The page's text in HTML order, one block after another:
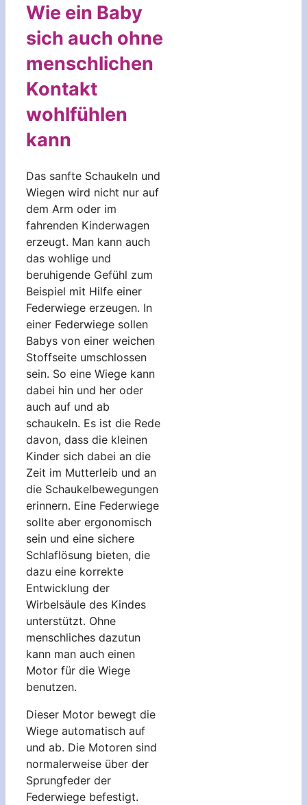
Wie ein Baby
sich auch ohne
menschlichen
Kontakt
wohlfühlen
kann
Das sanfte Schaukeln und
Wiegen wird nicht nur auf
dem Arm oder im
fahrenden Kinderwagen
erzeugt. Man kann auch
das wohlige und
beruhigende Gefühl zum
Beispiel mit Hilfe einer
Federwiege erzeugen. In
einer Federwiege sollen
Babys von einer weichen
Stoffseite umschlossen
sein. So eine Wiege kann
dabei hin und her oder
auch auf und ab
schaukeln. Es ist die Rede
davon, dass die kleinen
Kinder sich dabei an die
Zeit im Mutterleib und an
die Schaukelbewegungen
erinnern. Eine Federwiege
sollte aber ergonomisch
sein und eine sichere
Schlaflösung bieten, die
dazu eine korrekte
Entwicklung der
Wirbelsäule des Kindes
unterstützt. Ohne
menschliches dazutun
kann man auch einen
Motor für die Wiege
benutzen.
Dieser Motor bewegt die
Wiege automatisch auf
und ab. Die Motoren sind
normalerweise über der
Sprungfeder der
Federwiege befestigt.